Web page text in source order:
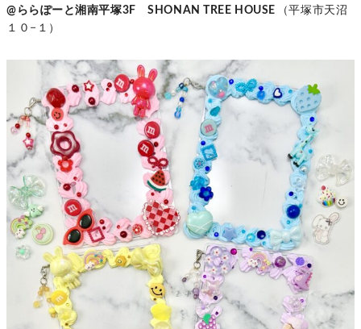
@ららぽーと湘南平塚3F SHONAN TREE HOUSE
（平塚市天沼
１０−１）